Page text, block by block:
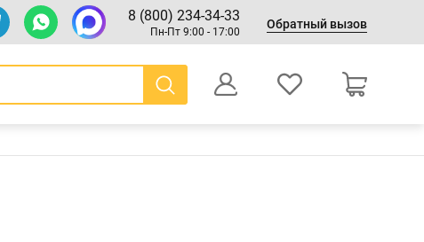
8 (800) 234-34-33
Пн-Пт 9:00 - 17:00
Обратный вызов
Оформление заказа